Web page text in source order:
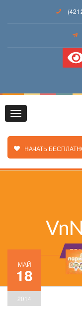
Toggle
ЗАКАЗАТЬ ЗВОНОК
НАЧАТЬ
МАЙ
18
2014